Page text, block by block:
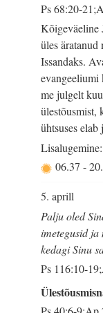
Ps 68:20-
Kõigeväeline
üles äratanud
Issandaks.
evangeeliumi
me julgelt
ülestõusmist,
ühtsuses elab
06.37-
5. aprill
Palju oled
imetegusid ja
kedagi Sinu
Ps 116:10-